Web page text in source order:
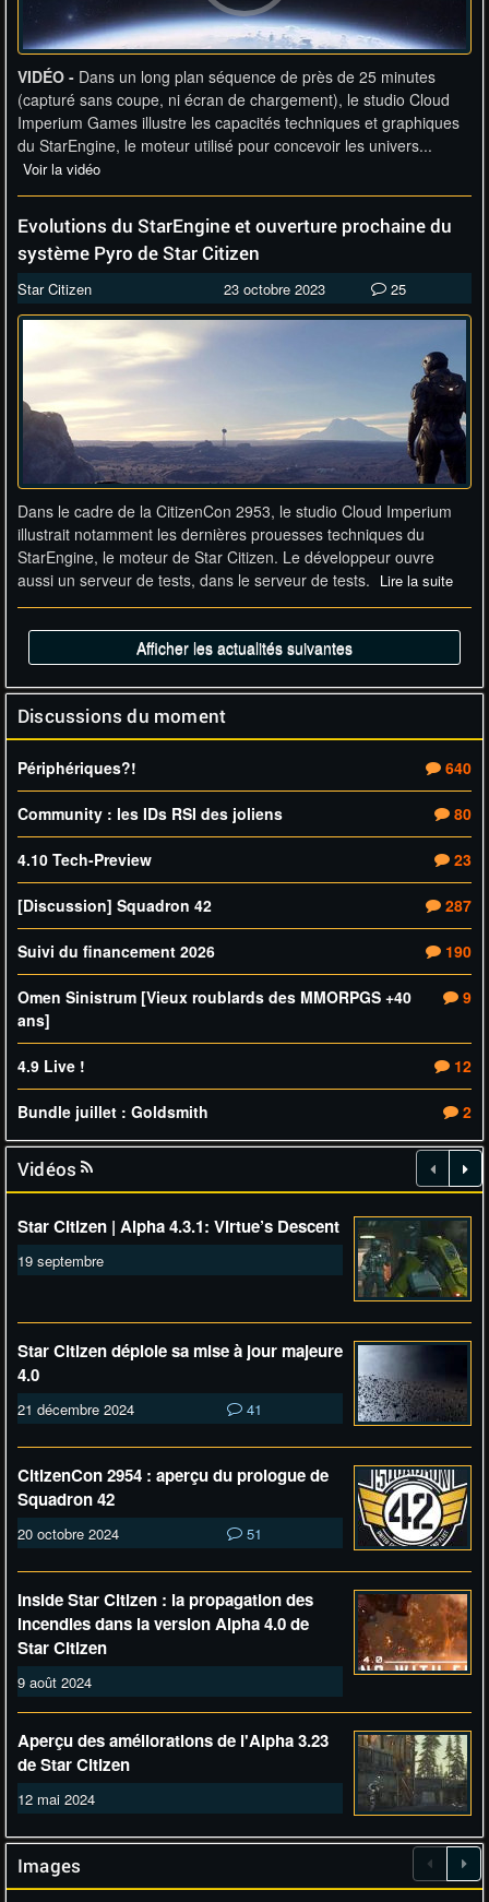
VIDÉO - Dans un long plan séquence de près de 25 minutes
(capturé sans coupe, ni écran de chargement), le studio Cloud
Imperium Games illustre les capacités techniques et graphiques
du StarEngine, le moteur utilisé pour concevoir les univers...
Voir la vidéo
Evolutions du StarEngine et ouverture prochaine du
système Pyro de Star Citizen
Star Citizen 23 octobre 2023 25
Dans le cadre de la CitizenCon 2953, le studio Cloud Imperium
illustrait notamment les dernières prouesses techniques du
StarEngine, le moteur de Star Citizen. Le développeur ouvre
aussi un serveur de tests, dans le serveur de tests. Lire la suite
Afficher les actualités suivantes
Discussions du moment
640
Périphériques?!
80
Community : les IDs RSI des joliens
23
4.10 Tech-Preview
287
[Discussion] Squadron 42
190
Suivi du financement 2026
9
Omen Sinistrum [Vieux roublards des MMORPGS +40
ans]
12
4.9 Live !
2
Bundle juillet : Goldsmith
Vidéos
Star Citizen | Alpha 4.3.1: Virtue’s Descent
19 septembre
Star Citizen déploie sa mise à jour majeure
4.0
21 décembre 2024 41
CitizenCon 2954 : aperçu du prologue de
Squadron 42
20 octobre 2024 51
Inside Star Citizen : la propagation des
incendies dans la version Alpha 4.0 de
Star Citizen
9 août 2024
Aperçu des améliorations de l'Alpha 3.23
de Star Citizen
12 mai 2024
Images